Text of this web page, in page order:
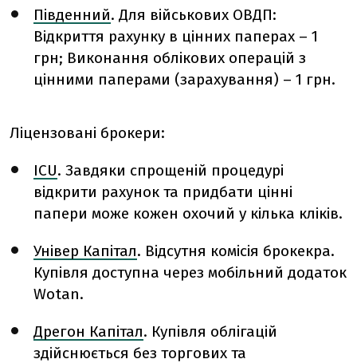
Південний. Для військових ОВДП:
Відкриття рахунку в цінних паперах – 1
грн; Виконання облікових операцій з
цінними паперами (зарахування) – 1 грн.
Ліцензовані брокери:
ICU. Завдяки спрощеній процедурі
відкрити рахунок та придбати цінні
папери може кожен охочий у кілька кліків.
Універ Капітал. Відсутня комісія брокекра.
Купівля доступна через мобільний додаток
Wotan.
Дрегон Капітал. Купівля облігацій
здійснюється без торгових та